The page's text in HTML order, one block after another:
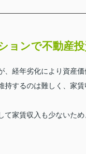
ョンで不動産
、経年劣化により資産
持するのは難しく、家
て家賃収入も少ないた